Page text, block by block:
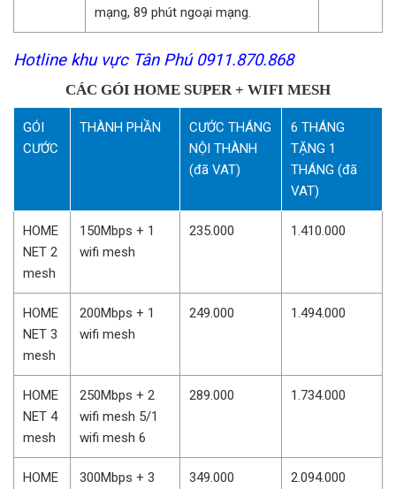
mạng, 89 phút ngoại mạng.
Hotline khu vực Tân Phú 0911.870.868
CÁC GÓI HOME SUPER + WIFI MESH
GÓI
CƯỚC
THÀNH PHẦN
CƯỚC THÁNG
NỘI THÀNH
(đã VAT)
6 THÁNG
TẶNG 1
THÁNG (đã
VAT)
HOME
NET 2
mesh
150Mbps + 1
wifi mesh
235.000 1.410.000
HOME
NET 3
mesh
200Mbps + 1
wifi mesh
249.000 1.494.000
HOME
NET 4
mesh
250Mbps + 2
wifi mesh 5/1
wifi mesh 6
289.000 1.734.000
HOME
300Mbps + 3
349.000 2.094.000